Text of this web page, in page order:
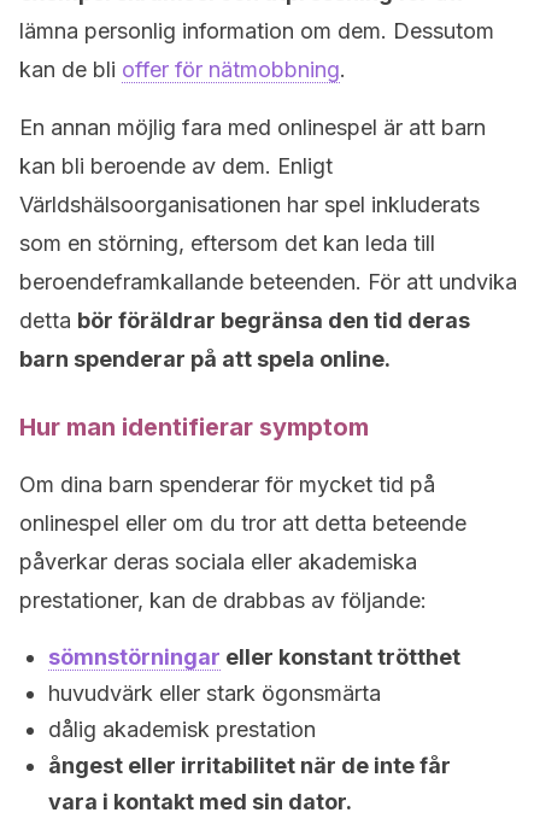
lämna personlig information om dem. Dessutom
kan de bli offer för nätmobbning.
En annan möjlig fara med onlinespel är att barn
kan bli beroende av dem. Enligt
Världshälsoorganisationen har spel inkluderats
som en störning, eftersom det kan leda till
beroendeframkallande beteenden. För att undvika
detta bör föräldrar begränsa den tid deras
barn spenderar på att spela online.
Hur man identifierar symptom
Om dina barn spenderar för mycket tid på
onlinespel eller om du tror att detta beteende
påverkar deras sociala eller akademiska
prestationer, kan de drabbas av följande:
sömnstörningar eller konstant trötthet
huvudvärk eller stark ögonsmärta
dålig akademisk prestation
ångest eller irritabilitet när de inte får
vara i kontakt med sin dator.